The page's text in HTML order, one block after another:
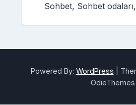
Sohbet, Sohbet
Powered By: WordPress
OdieThemes